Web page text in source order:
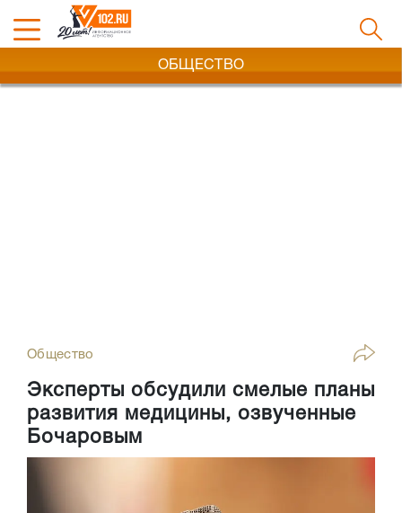
ОБЩЕСТВО
Общество
Эксперты обсудили смелые планы
развития медицины, озвученные
Бочаровым